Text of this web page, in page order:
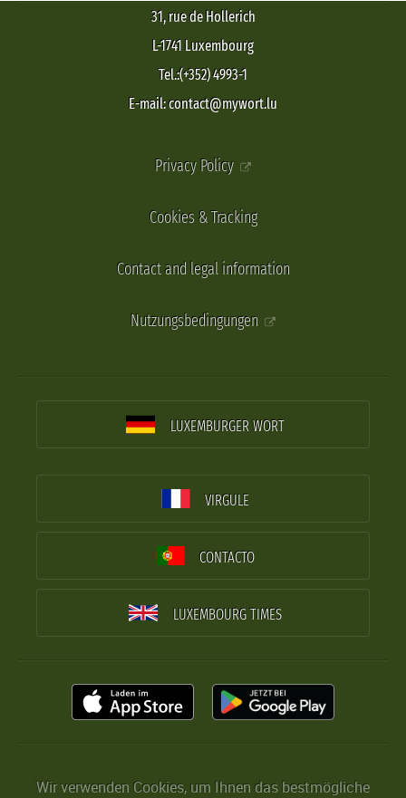
31, rue de Hollerich
L-1741 Luxembourg
Tel.:(+352) 4993-1
E-mail: contact@mywort.lu
Privacy Policy
Cookies & Tracking
Contact and legal information
Nutzungsbedingungen
LUXEMBURGER WORT
VIRGULE
CONTACTO
LUXEMBOURG TIMES
Wir verwenden Cookies, um Ihnen das bestmögliche